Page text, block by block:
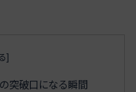
突破口になる瞬間